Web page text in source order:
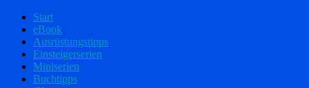
Start
eBook
Ausrüstungstipps
Einsteigerserien
Miniserien
Buchtipps